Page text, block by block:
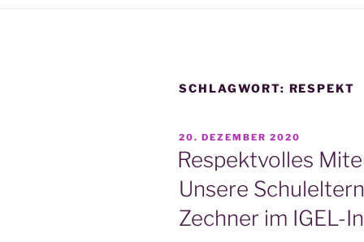
SCHLAGWORT: RESPEKT
VERÖFFENTLICHT
AM
20. DEZEMBER 2020
Respektvolles
Unsere
Zechner im IGEL-